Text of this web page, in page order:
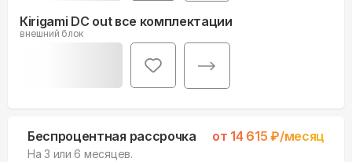
Кirigami DC out все комплектации
внешний блок
Беспроцентная рассрочка от 14 615 ₽/месяц
На 3 или 6 месяцев.